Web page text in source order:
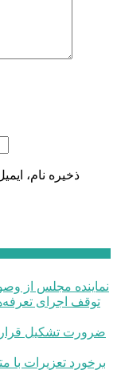
ذخیره نام،
نماینده مجلس از